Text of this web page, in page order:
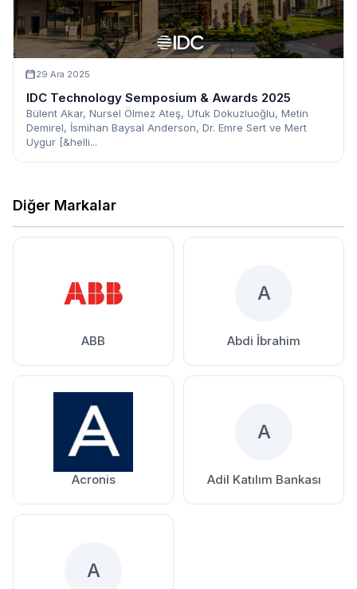
29 Ara 2025
IDC Technology Semposium & Awards 2025
Bülent Akar, Nursel Ölmez Ateş, Ufuk Dokuzluoğlu, Metin
Demirel, İsmihan Baysal Anderson, Dr. Emre Sert ve Mert
Uygur [&helli...
Diğer Markalar
ABB
A
Abdi İbrahim
Acronis
A
Adil Katılım Bankası
A